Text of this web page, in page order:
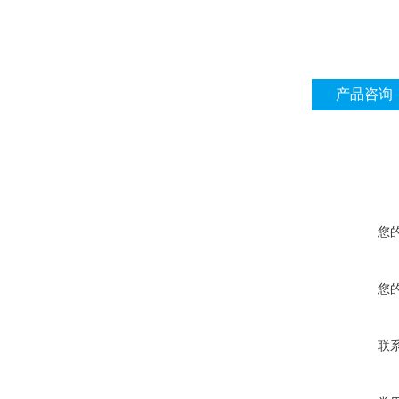
产品咨询
您
您
联